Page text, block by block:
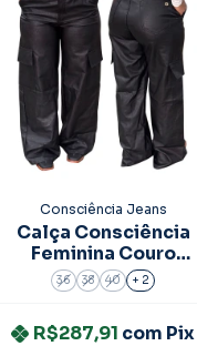
Consciência Jeans
Calça Consciência
Feminina Couro
Cargo 24706
36 38 40 + 2
R$287,91 com Pix